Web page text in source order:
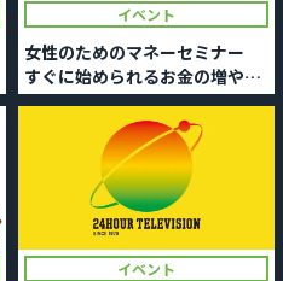
イベント
女性のためのマネーセミナー
すぐに始められるお金の増やし
方
イベント